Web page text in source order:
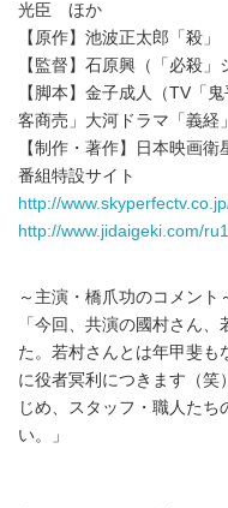
光臣 ほか
【原作】池波正太郎「殺
【監督】石原興（「必殺」
【脚本】金子成人（TV「
客商売」大河ドラマ「義経
【制作・著作】日本映画
番組特設サイト
http://
http://www.jidaigeki.com/
～主演・橋爪功のコメント
「今回、共演の國村さん
た。若村さんとは年甲斐も
に役者冥利につきます（笑
じめ、スタッフ・職人たち
い。」